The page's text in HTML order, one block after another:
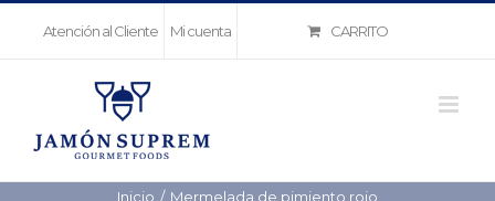
Atención al Cliente Mi cuenta CARRITO
Inicio Mermelada de pimiento rojo